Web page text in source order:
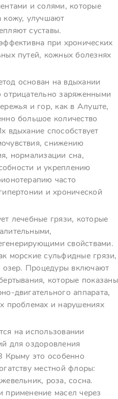
и солями, которые
кожу, улучшают
суставы.
при хронических
путей, кожных болезнях
основан на вдыхании
заряженными
и гор, как в Алуште,
большое количество
вдыхание способствует
снижению
нормализации сна,
и укреплению
часто
и хронической
лечебные грязи, которые
свойствами.
морские сульфидные грязи,
озер. Процедуры включают
которые показаны
двигательного аппарата,
проблемах и нарушениях
на использовании
для оздоровления
Крыму это особенно
местной флоры:
роза, сосна.
применение масел через